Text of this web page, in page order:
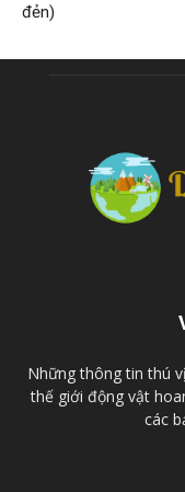
đẻn)
Những thông tin thú
thế giới động vật
các